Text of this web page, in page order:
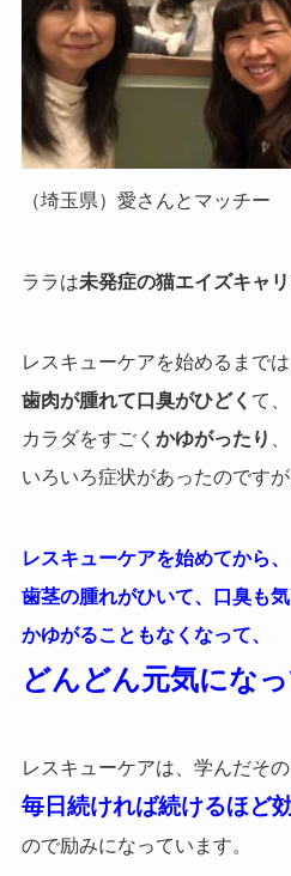
（埼玉県）愛さんとマッチー
ララは未発症の猫エイズキャ
レスキューケアを始めるまでは
歯肉が腫れて口臭がひどく て、
カラダをすごく かゆがったり 、
いろいろ症状があったのですが
レスキューケアを始めてから、
歯茎の腫れがひいて、口臭も気
かゆがることもなくなって、
どんどん元気になっ
レスキューケアは、学んだそ
毎日続ければ続けるほど
ので励みになっています。